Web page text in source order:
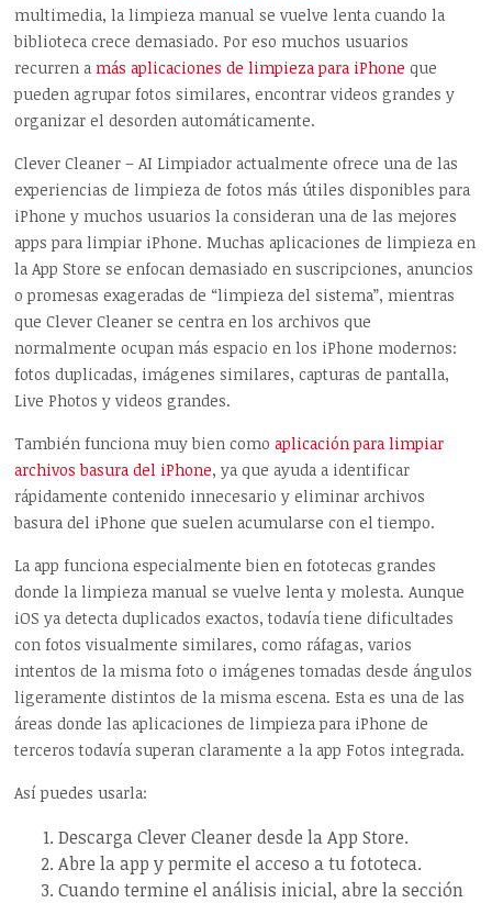
multimedia, la limpieza manual se vuelve lenta cuando la
biblioteca crece demasiado. Por eso muchos usuarios
recurren amás aplicaciones de limpieza para iPhone que
pueden agrupar fotos similares, encontrar videos grandes y
organizar el desorden automáticamente.
Clever Cleaner – AI Limpiador actualmente ofrece una de las
experiencias de limpieza de fotos más útiles disponibles para
iPhone y muchos usuarios la consideran una de las mejores
apps para limpiar iPhone. Muchas aplicaciones de limpieza en
la App Store se enfocan demasiado en suscripciones, anuncios
o promesas exageradas de “limpieza del sistema”, mientras
que Clever Cleaner se centra en los archivos que
normalmente ocupan más espacio en los iPhone modernos:
fotos duplicadas, imágenes similares, capturas de pantalla,
Live Photos y videos grandes.
También funciona muy bien comoaplicación para limpiar
archivos basura del iPhone, ya que ayuda a identificar
rápidamente contenido innecesario y eliminar archivos
basura del iPhone que suelen acumularse con el tiempo.
La app funciona especialmente bien en fototecas grandes
donde la limpieza manual se vuelve lenta y molesta. Aunque
iOS ya detecta duplicados exactos, todavía tiene dificultades
con fotos visualmente similares, como ráfagas, varios
intentos de la misma foto o imágenes tomadas desde ángulos
ligeramente distintos de la misma escena. Esta es una de las
áreas donde las aplicaciones de limpieza para iPhone de
terceros todavía superan claramente a la app Fotos integrada.
Así puedes usarla:
Descarga Clever Cleaner desde la App Store.
Abre la app y permite el acceso a tu fototeca.
Cuando termine el análisis inicial, abre la sección